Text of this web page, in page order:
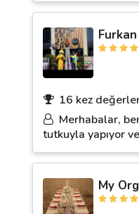
16 kez
Merhabalar,
tutkuyla yapıyor
My